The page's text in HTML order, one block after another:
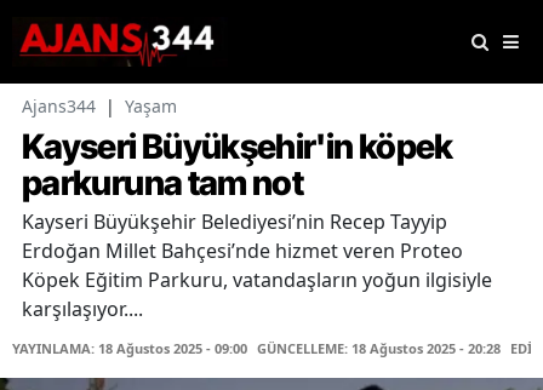
Ajans344 | Yaşam
Kayseri Büyükşehir'in köpek
parkuruna tam not
Kayseri Büyükşehir Belediyesi’nin Recep Tayyip
Erdoğan Millet Bahçesi’nde hizmet veren Proteo
Köpek Eğitim Parkuru, vatandaşların yoğun ilgisiyle
karşılaşıyor....
YAYINLAMA: 18 Ağustos 2025 - 09:00 GÜNCELLEME: 18 Ağustos 2025 - 20:28